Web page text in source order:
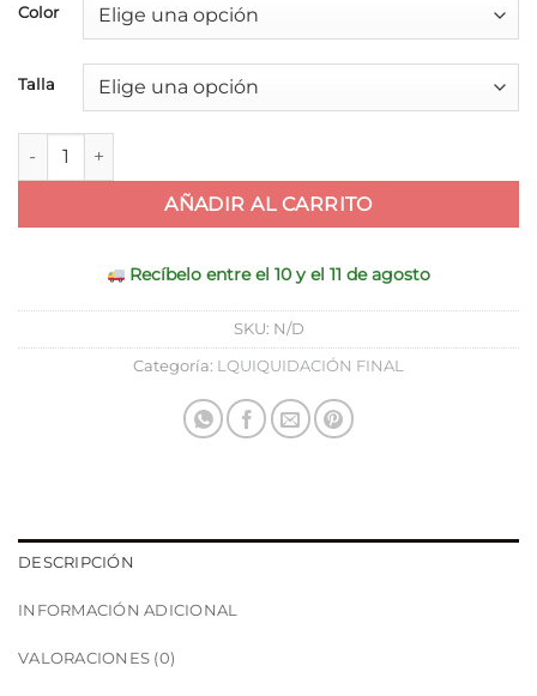
desde
€15,00
€28,99
Color
Talla
Vestido Aroa cantidad
AÑADIR AL CARRITO
Recíbelo entre el 10 y el 11 de agosto
SKU: N/D
Categoría: LQUIQUIDACIÓN FINAL
DESCRIPCIÓN
INFORMACIÓN ADICIONAL
VALORACIONES (0)